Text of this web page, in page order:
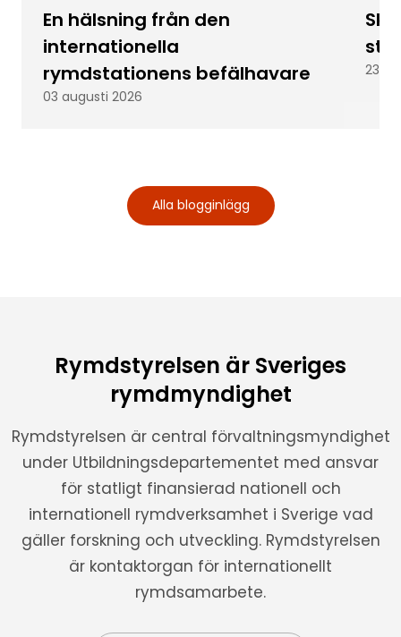
En hälsning från den
internationella
rymdstationens befälhavare
03 augusti 2026
23
Alla blogginlägg
Rymdstyrelsen är Sveriges
rymdmyndighet
Rymdstyrelsen är central förvaltningsmyndighet
under Utbildningsdepartementet med ansvar
för statligt finansierad nationell och
internationell rymdverksamhet i Sverige vad
gäller forskning och utveckling. Rymdstyrelsen
är kontaktorgan för internationellt
rymdsamarbete.